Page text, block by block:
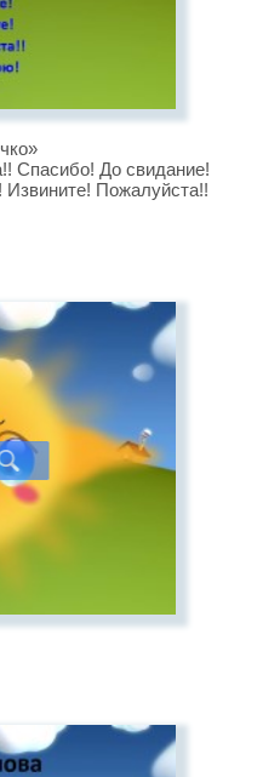
Спасибо! До свидание!
Пожалуйста!!